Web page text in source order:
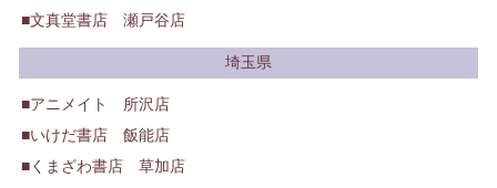
文真堂書店 瀬戸谷店
埼玉県
アニメイト 所沢店
いけだ書店 飯能店
くまざわ書店 草加店